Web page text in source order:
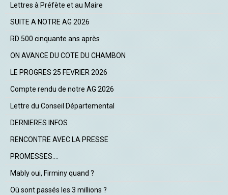
Lettres à Préfète et au Maire
SUITE A NOTRE AG 2026
RD 500 cinquante ans après
ON AVANCE DU COTE DU CHAMBON
LE PROGRES 25 FEVRIER 2026
Compte rendu de notre AG 2026
Lettre du Conseil Départemental
DERNIERES INFOS
RENCONTRE AVEC LA PRESSE
PROMESSES....
Mably oui, Firminy quand ?
Où sont passés les 3 millions ?